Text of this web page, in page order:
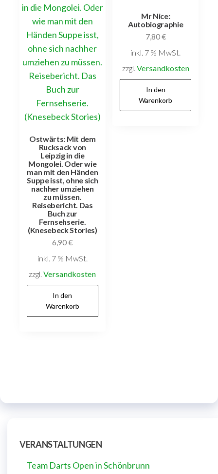
Ostwärts: Mit dem
Rucksack von
Leipzig in die
Mongolei. Oder wie
man mit den Händen
Suppe isst, ohne sich
nachher umziehen
zu müssen.
Reisebericht. Das
Buch zur
Fernsehserie.
(Knesebeck Stories)
6,90€
inkl. 7 % MwSt.
zzgl.Versandkosten
In den
Warenkorb
Mr Nice:
Autobiographie
7,80€
inkl. 7 % MwSt.
zzgl. Versandkosten
In den
Warenkorb
VERANSTALTUNGEN
Team Darts Open in Schönbrunn